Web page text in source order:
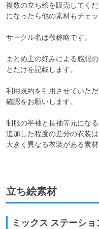
複数の立ち絵を販売してく
になったら他の素材もチェッ
サークル名は敬称略です。
まとめ主の好みによる感想
とだけを記載します。
利用規約を引用させていた
確認をお願いします。
制服の半袖と長袖等元にな
追加した程度の差分の衣装
大きく異なる衣装がある素
立ち絵素材
ミックス ステーショ